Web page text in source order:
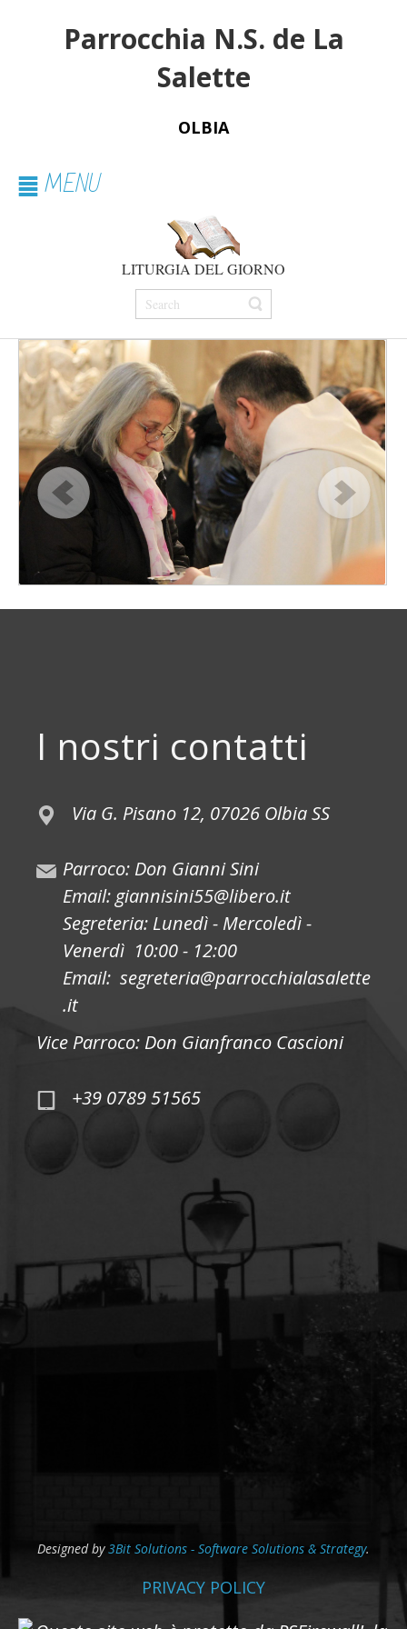
Parrocchia N.S. de La
Salette
OLBIA
MENU
LITURGIA DEL GIORNO
I nostri contatti
Via G. Pisano 12, 07026 Olbia SS
Parroco: Don Gianni Sini
Email: giannisini55@libero.it
Segreteria: Lunedì - Mercoledì -
Venerdì 10:00 - 12:00
Email: segreteria@parrocchialasalette
.it
Vice Parroco: Don Gianfranco Cascioni
+39 0789 51565
Designed by3Bit Solutions - Software Solutions & Strategy.
PRIVACY POLICY